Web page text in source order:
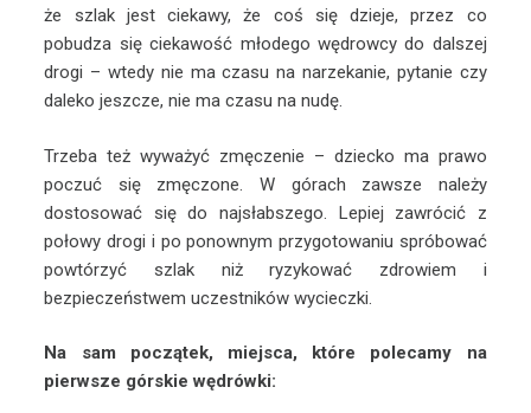
że szlak jest ciekawy, że coś się dzieje, przez co
pobudza się ciekawość młodego wędrowcy do dalszej
drogi – wtedy nie ma czasu na narzekanie, pytanie czy
daleko jeszcze, nie ma czasu na nudę.
Trzeba też wyważyć zmęczenie – dziecko ma prawo
poczuć się zmęczone. W górach zawsze należy
dostosować się do najsłabszego. Lepiej zawrócić z
połowy drogi i po ponownym przygotowaniu spróbować
powtórzyć szlak niż ryzykować zdrowiem i
bezpieczeństwem uczestników wycieczki.
Na sam początek, miejsca, które polecamy na
pierwsze górskie wędrówki: